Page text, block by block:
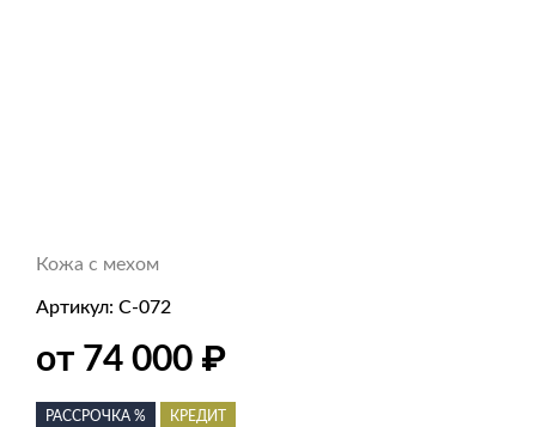
Кожа с мехом
Артикул: С-072
от 74 000 ₽
РАССРОЧКА % КРЕДИТ